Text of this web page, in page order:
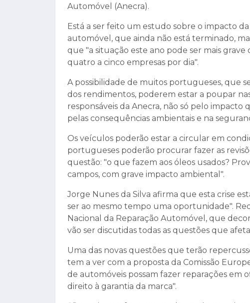
Automóvel (Anecra).
Está a ser feito um estudo sobre o impacto
automóvel, que ainda não está terminado,
que "a situação este ano pode ser mais
quatro a cinco empresas por dia".
A possibilidade de muitos portugueses, que
dos rendimentos, poderem estar a poupar
responsáveis da Anecra, não só pelo impacto
pelas consequências ambientais e na
Os veículos poderão estar a circular em
portugueses poderão procurar fazer as
questão: "o que fazem aos óleos usados?
campos, com grave impacto ambiental".
Jorge Nunes da Silva afirma que esta crise
ser ao mesmo tempo uma oportunidade".
Nacional da Reparação Automóvel, que
vão ser discutidas todas as questões que
Uma das novas questões que terão
tem a ver com a proposta da Comissão
de automóveis possam fazer reparações em
direito à garantia da marca".